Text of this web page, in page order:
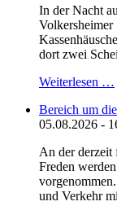
In der Nacht
Volkersheimer
dort zwei
Weiterlesen …
Bereich um
05.08.2026 -
An der derzeit
Freden
und Verkehr